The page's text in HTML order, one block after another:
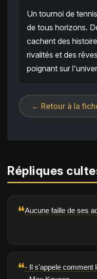
Un tournoi de
de tous horizons.
cachent des
rivalités et des
poignant sur
← Retour à la
Répliques
❝Aucune faille de ses
❝- Il s'appele comment